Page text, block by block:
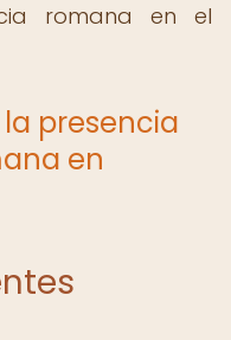
romana en el
presencia
en